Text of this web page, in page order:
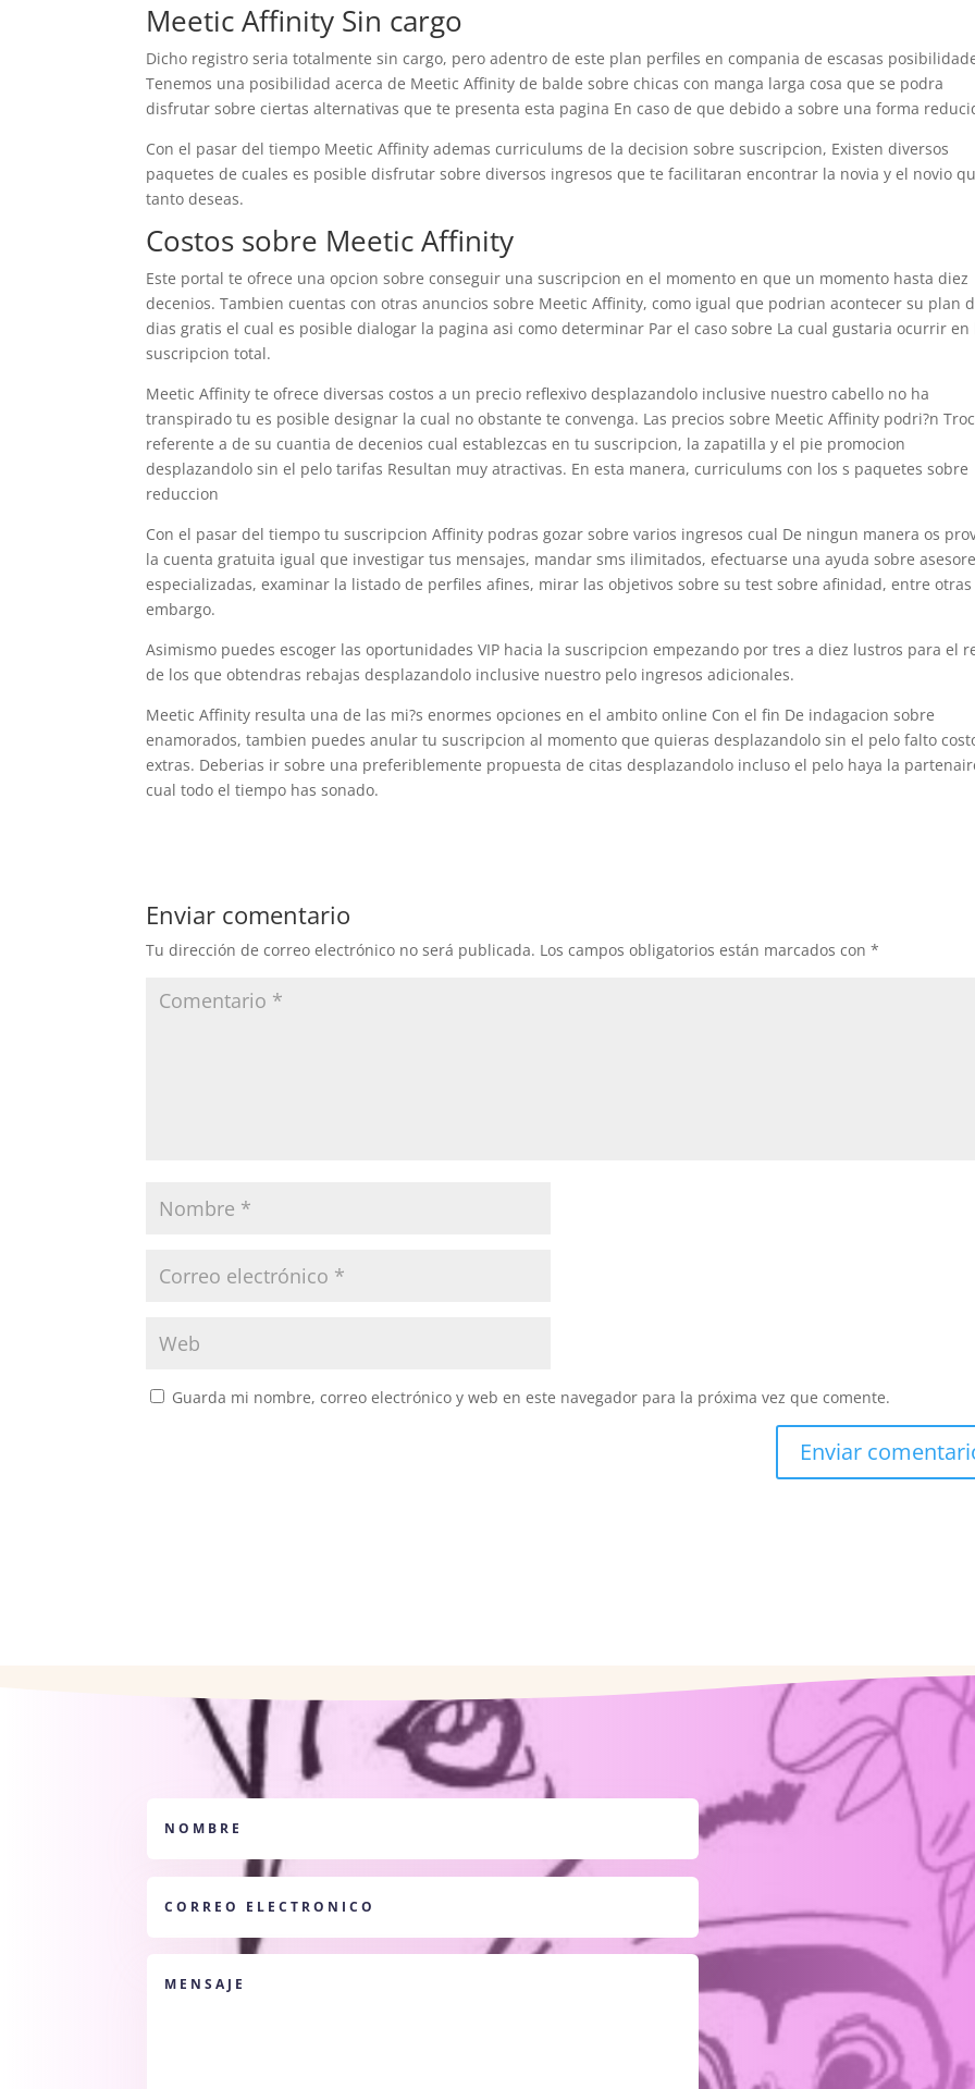
Meetic Affinity Sin cargo
Dicho registro seri­a totalmente sin cargo, pero adentro de este plan perfiles en compania de escasas
Tenemos una posibilidad acerca de Meetic Affinity de balde sobre chicas con manga larga cosa que se podra
disfrutar sobre ciertas alternativas que te presenta esta pagina En caso de que debido a sobre una forma
Con el pasar del tiempo Meetic Affinity ademas curriculums de la decision sobre suscripcion, Existen diversos
paquetes de cuales es posible disfrutar sobre diversos ingresos que te facilitaran encontrar la novia y el novio
tanto deseas.
Costos sobre Meetic Affinity
Este portal te ofrece una opcion sobre conseguir una suscripcion en el momento en que un momento hasta diez
decenios. Tambien cuentas con otras anuncios sobre Meetic Affinity, como igual que podri­an acontecer su plan
dias gratis el cual es posible dialogar la pagina asi­ como determinar Par el caso sobre La cual gustaria ocurrir en
suscripcion total.
Meetic Affinity te ofrece diversas costos a un precio reflexivo desplazandolo inclusive nuestro cabello no ha
transpirado tu es posible designar la cual no obstante te convenga. Las precios sobre Meetic Affinity podri?n
referente a de su cuanti­a de decenios cual establezcas en tu suscripcion, la zapatilla y el pie promocion
desplazandolo sin el pelo tarifas Resultan muy atractivas. En esta manera, curriculums con los s paquetes sobre
reduccion
Con el pasar del tiempo tu suscripcion Affinity podras gozar sobre varios ingresos cual De ningun manera os
la cuenta gratuita igual que investigar tus mensajes, mandar sms ilimitados, efectuarse una ayuda sobre
especializadas, examinar la listado de perfiles afines, mirar las objetivos sobre su test sobre afinidad, entre otras
embargo.
Asimismo puedes escoger las oportunidades VIP hacia la suscripcion empezando por tres a diez lustros para el
de los que obtendras rebajas desplazandolo inclusive nuestro pelo ingresos adicionales.
Meetic Affinity resulta una de las mi?s enormes opciones en el ambito online Con el fin De indagacion sobre
enamorados, tambien puedes anular tu suscripcion al momento que quieras desplazandolo sin el pelo falto
extras. Deberias ir sobre una preferiblemente propuesta de citas desplazandolo incluso el pelo haya la
cual todo el tiempo has sonado.
Enviar comentario
Tu dirección de correo electrónico no será publicada. Los campos obligatorios están marcados con*
Guarda mi nombre, correo electrónico y web en este navegador para la próxima vez que comente.